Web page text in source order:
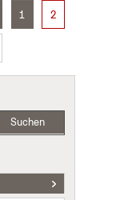
1 2
Suchen